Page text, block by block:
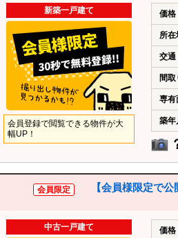
新築一戸建て
会員登録で閲覧できる物件が大
幅UP！
価格
所在
交通
間取
専有
築年
会員限定 【会員様限定で公
中古一戸建て 価格